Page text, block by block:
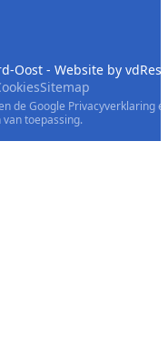
Oost - Website by vdRest
Sitemap
de Google Privacyverklaring
toepassing.